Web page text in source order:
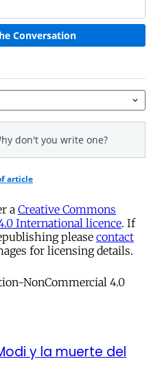
a Creative Commons
International licence. If
please contact
for licensing details.
y la muerte del